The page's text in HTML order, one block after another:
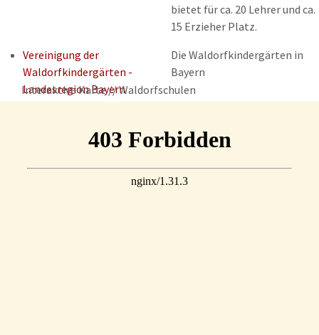
bietet für ca. 20 Lehrer und ca.
15 Erzieher Platz.
Vereinigung der
Waldorfkindergärten -
Landesregion Bayern
Die Waldorfkindergärten in
Bayern
Interaktive Karte // Waldorfschulen